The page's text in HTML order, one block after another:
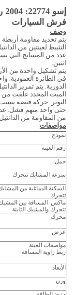
فرش السيارات
وصف
يتم تحديد مقاومة
التثبيط لعينتين من
عدد من المسابح التي
اثنين.
يتم تشكيل واحدة من
في الطائرة العمودية.
الدورية. يتم تمرير
الميت المحدد علقت
التوتر. حركة قبضة
حتى واحد منهم فشل.
من المقاومة من الدانتيل
مواصفات
نموذج
رقم العينة
حمل
سرعة المشابك تتحرك
السكتة الدماغية من
تتحرك
ماكس. المسافة بين
تتحرك والمشبك الثابتة
محرك
عرض
مواصفات العينة
ربط زاوية المسافة
الأبعاد
وزن